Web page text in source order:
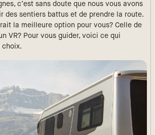
c’est sans doute que nous vous avons
des sentiers battus et de prendre la route.
la meilleure option pour vous? Celle de
VR? Pour vous guider, voici ce qui
choix.